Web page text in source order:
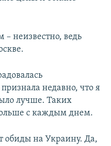
– неизвестно, ведь
недавно, что я
лучше. Таких
с каждым днем.
обиды на Украину. Да,